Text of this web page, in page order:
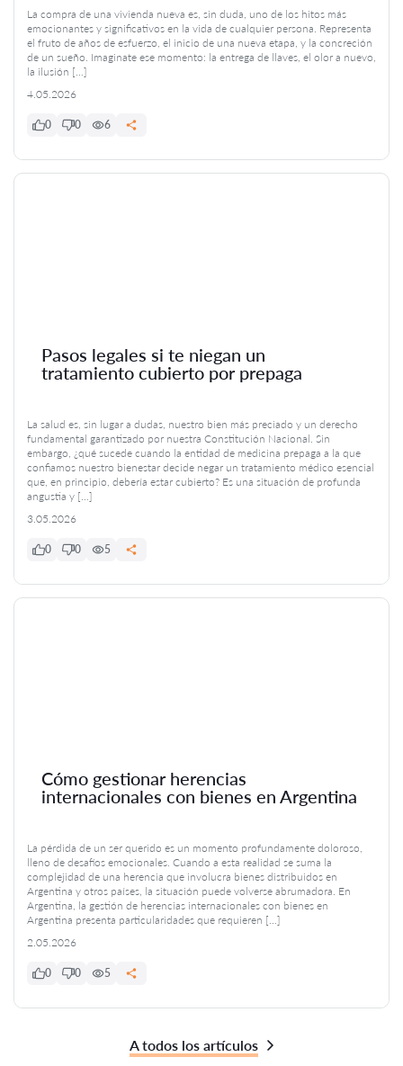
La compra de una vivienda nueva es, sin duda, uno de los hitos más
emocionantes y significativos en la vida de cualquier persona. Representa
el fruto de años de esfuerzo, el inicio de una nueva etapa, y la concreción
de un sueño. Imaginate ese momento: la entrega de llaves, el olor a nuevo,
la ilusión […]
4.05.2026
0 0 6
Pasos legales si te niegan un
tratamiento cubierto por prepaga
La salud es, sin lugar a dudas, nuestro bien más preciado y un derecho
fundamental garantizado por nuestra Constitución Nacional. Sin
embargo, ¿qué sucede cuando la entidad de medicina prepaga a la que
confiamos nuestro bienestar decide negar un tratamiento médico esencial
que, en principio, debería estar cubierto? Es una situación de profunda
angustia y […]
3.05.2026
0 0 5
Cómo gestionar herencias
internacionales con bienes en Argentina
La pérdida de un ser querido es un momento profundamente doloroso,
lleno de desafíos emocionales. Cuando a esta realidad se suma la
complejidad de una herencia que involucra bienes distribuidos en
Argentina y otros países, la situación puede volverse abrumadora. En
Argentina, la gestión de herencias internacionales con bienes en
Argentina presenta particularidades que requieren […]
2.05.2026
0 0 5
A todos los artículos